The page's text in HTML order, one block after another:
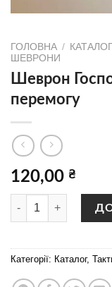
ГОЛОВНА /
ШЕВРОНИ
Шеврон
перемогу
120,00 ₴
Шеврон Господь
Категорії: Каталог,